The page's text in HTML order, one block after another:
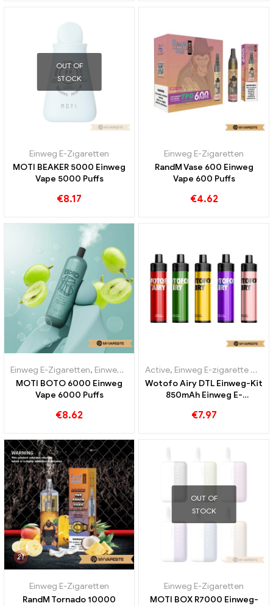
OUT OF
STOCK
Einweg E-Zigaretten
MOTI BEAKER 5000 Einweg
Vape 5000 Puffs
€8.17
Einweg E-Zigaretten
RandM Vase 600 Einweg
Vape 600 Puffs
€4.62
Einweg E-Zigaretten, Einweg-E-Zigaretten Portugal ,Einweg-E-
MOTI BOTO 6000 Einweg
Vape 6000 Puffs
€8.62
Active, Einweg E-zigarette mit Nikotin
Wotofo Airy DTL Einweg-Kit
850mAh Einweg E-
Custom
€7.97
Einweg E-Zigaretten
RandM Tornado 10000
OUT OF
STOCK
Einweg E-Zigaretten
MOTI BOX R7000 Einweg-